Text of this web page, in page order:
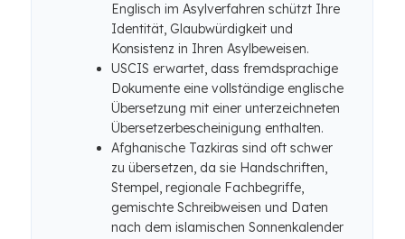
Englisch im Asylverfahren schützt Ihre
Identität, Glaubwürdigkeit und
Konsistenz in Ihren Asylbeweisen.
USCIS erwartet, dass fremdsprachige
Dokumente eine vollständige englische
Übersetzung mit einer unterzeichneten
Übersetzerbescheinigung enthalten.
Afghanische Tazkiras sind oft schwer
zu übersetzen, da sie Handschriften,
Stempel, regionale Fachbegriffe,
gemischte Schreibweisen und Daten
nach dem islamischen Sonnenkalender